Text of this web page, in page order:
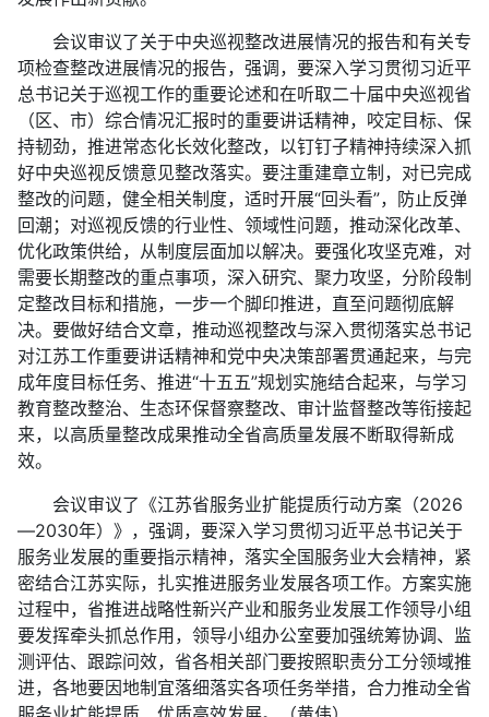
会议审议了关于中央巡视整改进展情况的报告和有关专
项检查整改进展情况的报告，强调，要深入学习贯彻习近平
总书记关于巡视工作的重要论述和在听取二十届中央巡视省
（区、市）综合情况汇报时的重要讲话精神，咬定目标、保
持韧劲，推进常态化长效化整改，以钉钉子精神持续深入抓
好中央巡视反馈意见整改落实。要注重建章立制，对已完成
整改的问题，健全相关制度，适时开展“回头看”，防止反弹
回潮；对巡视反馈的行业性、领域性问题，推动深化改革、
优化政策供给，从制度层面加以解决。要强化攻坚克难，对
需要长期整改的重点事项，深入研究、聚力攻坚，分阶段制
定整改目标和措施，一步一个脚印推进，直至问题彻底解
决。要做好结合文章，推动巡视整改与深入贯彻落实总书记
对江苏工作重要讲话精神和党中央决策部署贯通起来，与完
成年度目标任务、推进“十五五”规划实施结合起来，与学习
教育整改整治、生态环保督察整改、审计监督整改等衔接起
来，以高质量整改成果推动全省高质量发展不断取得新成
效。
会议审议了《江苏省服务业扩能提质行动方案（2026
—2030年）》，强调，要深入学习贯彻习近平总书记关于
服务业发展的重要指示精神，落实全国服务业大会精神，紧
密结合江苏实际，扎实推进服务业发展各项工作。方案实施
过程中，省推进战略性新兴产业和服务业发展工作领导小组
要发挥牵头抓总作用，领导小组办公室要加强统筹协调、监
测评估、跟踪问效，省各相关部门要按照职责分工分领域推
进，各地要因地制宜落细落实各项任务举措，合力推动全省